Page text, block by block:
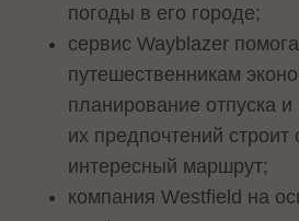
погоды в его городе;
сервис Wayblazer
путешественникам
планирование отпуска и
их предпочтений строит
интересный маршрут;
компания Westfield на